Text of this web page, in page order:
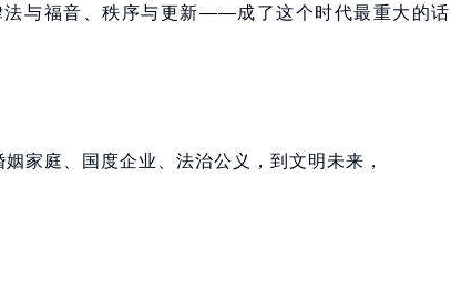
与福音、秩序与更新——成了这个时代最重大的话
家庭、国度企业、法治公义，到文明未来，